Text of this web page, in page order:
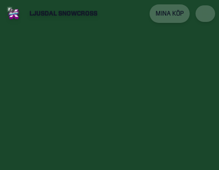
LJUSDAL SNOWCROSS MINA KÖP